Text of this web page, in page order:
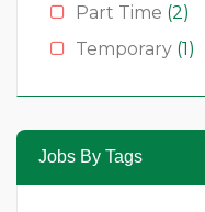
Part Time (2)
Temporary (1)
Jobs By Tags